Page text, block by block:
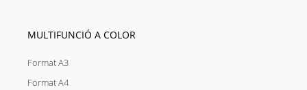
MULTIFUNCIÓ A COLOR
Format A3
Format A4